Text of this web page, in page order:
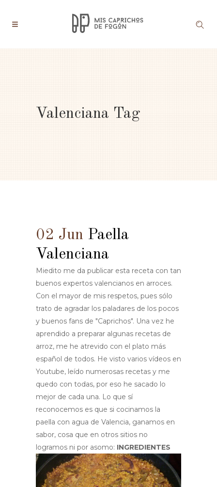
Valenciana Tag
02 Jun Paella
Valenciana
Miedito me da publicar esta receta con tan
buenos expertos valencianos en arroces.
Con el mayor de mis respetos, pues sólo
trato de agradar los paladares de los pocos
y buenos fans de "Caprichos". Una vez he
aprendido a preparar algunas recetas de
arroz, me he atrevido con el plato más
español de todos. He visto varios vídeos en
Youtube, leído numerosas recetas y me
quedo con todas, por eso he sacado lo
mejor de cada una. Lo que sí
reconocemos es que si cocinamos la
paella con agua de Valencia, ganamos en
sabor, cosa que en otros sitios no
logramos ni por asomo: INGREDIENTES